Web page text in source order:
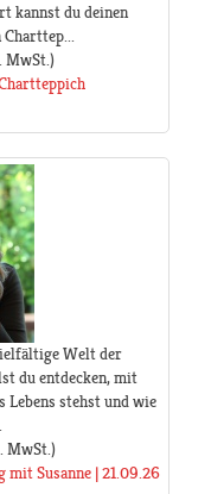
kannst du deinen
Welt der
du entdecken, mit
Lebens stehst und wie
MwSt.)
Susanne | 21.09.26